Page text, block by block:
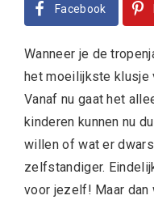
Facebook
Wanneer je de
het moeilijkste klusje
Vanaf nu gaat het
kinderen kunnen nu
willen of wat er
zelfstandiger.
voor jezelf! Maar dan